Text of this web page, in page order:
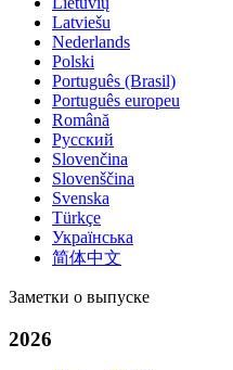
Latviešu
Nederlands
Polski
Português (Brasil)
Português europeu
Română
Русский
Slovenčina
Slovenščina
Svenska
Türkçe
Українська
简体中文
Заметки о выпуске
2026